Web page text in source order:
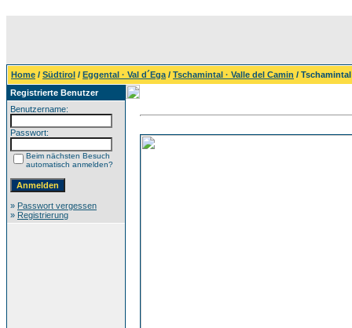
Home / Südtirol / Eggental · Val d´Ega / Tschamintal · Valle del Camin / Tschamintal
Registrierte Benutzer
Benutzername:
Passwort:
Beim nächsten Besuch
automatisch anmelden?
» Passwort vergessen
» Registrierung